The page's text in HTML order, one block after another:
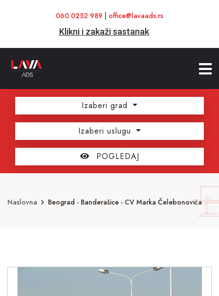
060 0252 989 office@lavaads.rs
Klikni i zakaži sastanak
Izaberi grad
Izaberi uslugu
POGLEDAJ
Naslovna Beograd - Banderašice - CV Marka Čelebonovića